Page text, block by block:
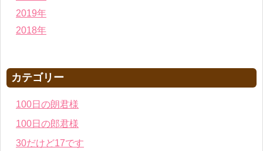
2019年
2018年
カテゴリー
100日の朗君様
100日の郎君様
30だけど17です